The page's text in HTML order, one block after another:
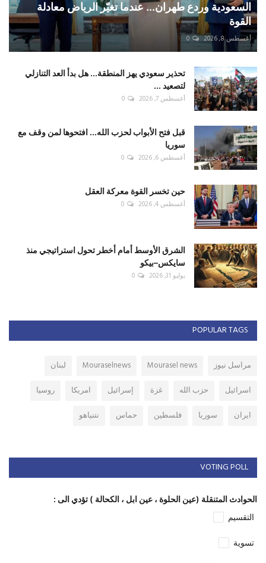
السعودية وردع طهران... عندما تغيّر الرياض معادلة
القوة
أغسطس 8, 2026 0
تحذير سعودي يهز المنطقة... هل بدأ العد التنازلي
لتصعيد ...
أغسطس 7, 2026 0
قبل فتح الأبواب لحزب الله... افتحوها لمن وقف مع
سوريا
أغسطس 6, 2026 0
حين تخسر القوة معركة العقل
أغسطس 4, 2026 0
الشرق الأوسط أمام أخطر تحول استراتيجي منذ
سايكس–بيكو
يوليو 31, 2026 0
POPULAR TAGS
مراسل نيوز Mourasel news
Mouraselnews
لبنان
اسرائيل
حزب الله غزة إسرائيل امريكا
روسيا
ايران
سوريا فلسطين حماس نتنياهو
VOTING POLL
الحوادث المتنقلة (عين الحلوة ، عين ابل ، الكحالة ) تؤدي الى :
التقسيم
تسوية